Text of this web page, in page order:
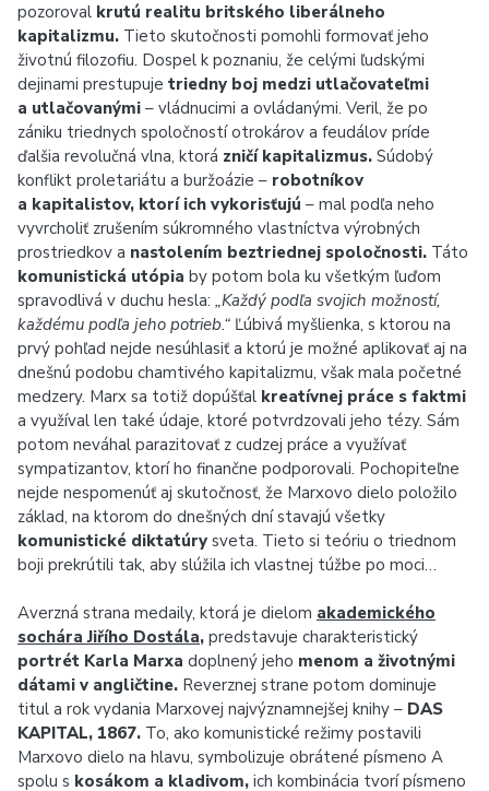
pozoroval krutú realitu britského liberálneho
kapitalizmu. Tieto skutočnosti pomohli formovať jeho
životnú filozofiu. Dospel k poznaniu, že celými ľudskými
dejinami prestupuje triedny boj medzi utlačovateľmi
a utlačovanými – vládnucimi a ovládanými. Veril, že po
zániku triednych spoločností otrokárov a feudálov príde
ďalšia revolučná vlna, ktorá zničí kapitalizmus. Súdobý
konflikt proletariátu a buržoázie – robotníkov
a kapitalistov, ktorí ich vykorisťujú – mal podľa neho
vyvrcholiť zrušením súkromného vlastníctva výrobných
prostriedkov a nastolením beztriednej spoločnosti. Táto
komunistická utópia by potom bola ku všetkým ľuďom
spravodlivá v duchu hesla: „Každý podľa svojich možností,
každému podľa jeho potrieb.“ Ľúbivá myšlienka, s ktorou na
prvý pohľad nejde nesúhlasiť a ktorú je možné aplikovať aj na
dnešnú podobu chamtivého kapitalizmu, však mala početné
medzery. Marx sa totiž dopúšťal kreatívnej práce s faktmi
a využíval len také údaje, ktoré potvrdzovali jeho tézy. Sám
potom neváhal parazitovať z cudzej práce a využívať
sympatizantov, ktorí ho finančne podporovali. Pochopiteľne
nejde nespomenúť aj skutočnosť, že Marxovo dielo položilo
základ, na ktorom do dnešných dní stavajú všetky
komunistické diktatúry sveta. Tieto si teóriu o triednom
boji prekrútili tak, aby slúžila ich vlastnej túžbe po moci…
Averzná strana medaily, ktorá je dielom akademického
sochára Jiřího Dostála, predstavuje charakteristický
portrét Karla Marxa doplnený jeho menom a životnými
dátami v angličtine. Reverznej strane potom dominuje
titul a rok vydania Marxovej najvýznamnejšej knihy – DAS
KAPITAL, 1867. To, ako komunistické režimy postavili
Marxovo dielo na hlavu, symbolizuje obrátené písmeno A
spolu s kosákom a kladivom, ich kombinácia tvorí písmeno